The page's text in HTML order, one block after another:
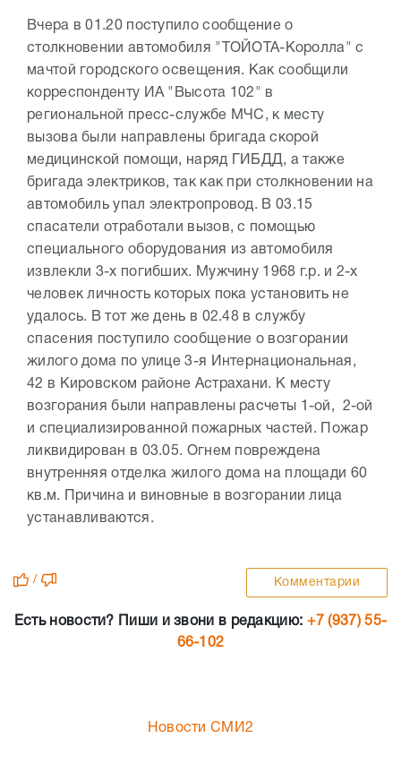
Вчера в 01.20 поступило сообщение о
столкновении автомобиля "ТОЙОТА-Королла" с
мачтой городского освещения. Как сообщили
корреспонденту ИА "Высота 102" в
региональной пресс-службе МЧС, к месту
вызова были направлены бригада скорой
медицинской помощи, наряд ГИБДД, а также
бригада электриков, так как при столкновении на
автомобиль упал электропровод. В 03.15
спасатели отработали вызов, с помощью
специального оборудования из автомобиля
извлекли 3-х погибших. Мужчину 1968 г.р. и 2-х
человек личность которых пока установить не
удалось. В тот же день в 02.48 в службу
спасения поступило сообщение о возгорании
жилого дома по улице 3-я Интернациональная,
42 в Кировском районе Астрахани. К месту
возгорания были направлены расчеты 1-ой, 2-ой
и специализированной пожарных частей. Пожар
ликвидирован в 03.05. Огнем повреждена
внутренняя отделка жилого дома на площади 60
кв.м. Причина и виновные в возгорании лица
устанавливаются.
/ Комментарии
Есть новости? Пиши и звони в редакцию: +7 (937) 55-
66-102
Новости СМИ2